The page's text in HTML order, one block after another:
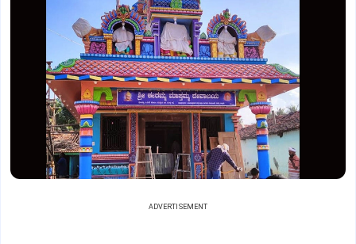
ADVERTISEMENT